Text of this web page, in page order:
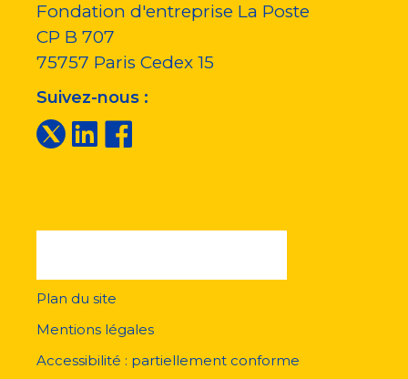
Fondation d'entreprise La Poste
CP B 707
75757 Paris Cedex 15
Suivez-nous :
pied
page
Plan du site
Mentions légales
Accessibilité : partiellement conforme